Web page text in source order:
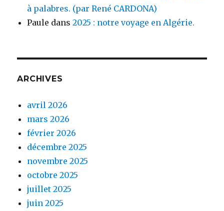
à palabres. (par René CARDONA)
Paule dans2025 : notre voyage en Algérie.
ARCHIVES
avril 2026
mars 2026
février 2026
décembre 2025
novembre 2025
octobre 2025
juillet 2025
juin 2025